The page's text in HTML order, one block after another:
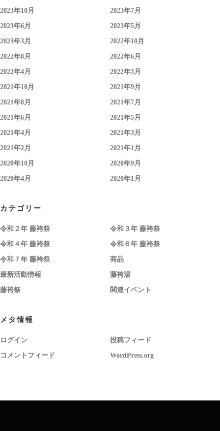
2023年10月 2023年7月
2023年6月 2023年5月
2023年3月 2022年10月
2022年8月 2022年6月
2022年4月 2022年3月
2021年10月 2021年9月
2021年8月 2021年7月
2021年6月 2021年5月
2021年4月 2021年3月
2021年2月 2021年1月
2020年10月 2020年9月
2020年4月 2020年1月
カテゴリー
令和２年 藤袴祭 令和３年 藤袴祭
令和４年 藤袴祭 令和６年 藤袴祭
令和７年 藤袴祭 商品
最新活動情報 藤袴湯
藤袴祭 関連イベント
メタ情報
ログイン 投稿フィード
コメントフィード WordPress.org